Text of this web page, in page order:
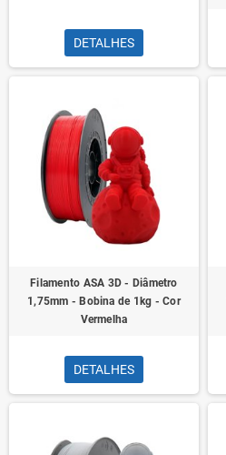
DETALHES
Filamento ASA 3D - Diâmetro
1,75mm - Bobina de 1kg - Cor
Vermelha
DETALHES